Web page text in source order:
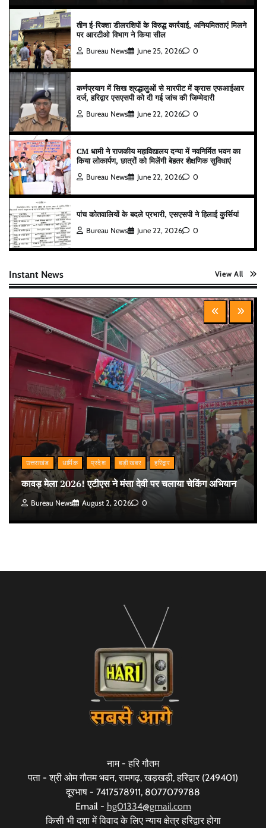
तीन ई-रिक्शा डीलरशिपों के विरुद्ध कार्रवाई, अनियमितताएं मिलने
पर आरटीओ विभाग ने किया सील
Bureau News June 25, 2026 0
कर्णप्रयाग में सिख श्रद्धालुओं से मारपीट में क्रास एफआईआर
दर्ज, हरिद्वार एसएसपी को दी गई जांच की जिम्मेदारी
Bureau News June 22, 2026 0
CM धामी ने राजकीय महाविद्यालय दन्या में नवनिर्मित भवन का
किया लोकार्पण, छात्रों को मिलेंगी बेहतर शैक्षणिक सुविधाएं
Bureau News June 22, 2026 0
पांच कोतवालियों के बदले प्रभारी, एसएसपी ने हिलाई कुर्सियां
Bureau News June 22, 2026 0
Instant News View All
उत्तराखंड धार्मिक प्रदेश बड़ी खबर हरिद्वार
कावड़ मेला 2026! एटीएस ने मंसा देवी पर चलाया चेकिंग अभियान
Bureau News August 2, 2026 0
नाम - हरि गौतम
पता - श्री ओम गौतम भवन, रामगढ़, खड़खड़ी, हरिद्वार (249401)
दूरभाष - 7417578911, 8077079788
Email - hg01334@gmail.com
किसी भी दशा में विवाद के लिए न्याय क्षेत्र हरिद्वार होगा